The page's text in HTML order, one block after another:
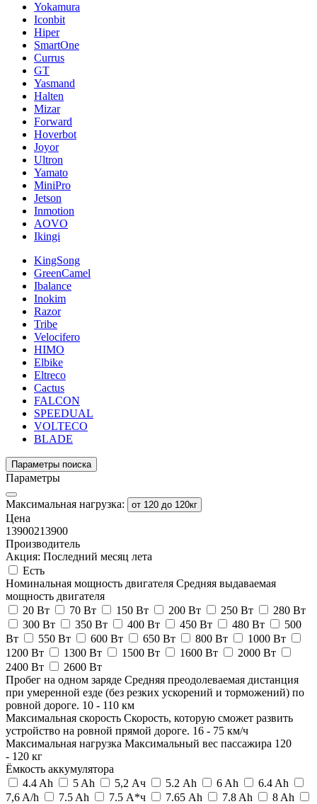
Yokamura
Iconbit
Hiper
SmartOne
Currus
GT
Yasmand
Halten
Mizar
Forward
Hoverbot
Joyor
Ultron
Yamato
MiniPro
Jetson
Inmotion
AOVO
Ikingi
KingSong
GreenCamel
Ibalance
Inokim
Razor
Tribe
Velocifero
HIMO
Elbike
Eltreco
Cactus
FALCON
SPEEDUAL
VOLTECO
BLADE
Параметры поиска
Параметры
Максимальная нагрузка: от 120 до 120кг
Цена
13900213900
Производитель
Акция: Последний месяц лета
Есть
Номинальная мощность двигателя Средняя выдаваемая
мощность двигателя
20 Вт
70 Вт 150 Вт 200 Вт 250 Вт
280 Вт
300 Вт
350 Вт 400 Вт 450 Вт 480 Вт
500
Вт
550 Вт 600 Вт 650 Вт 800 Вт
1000 Вт
1200 Вт
1300 Вт 1500 Вт 1600 Вт
2000 Вт
2400 Вт
2600 Вт
Пробег на одном заряде Средняя преодолеваемая дистанция
при умеренной езде (без резких ускорений и торможений) по
ровной дороге. 10 - 110 км
Максимальная скорость Скорость, которую сможет развить
устройство на ровной прямой дороге. 16 - 75 км/ч
Максимальная нагрузка Максимальный вес пассажира 120
- 120 кг
Ёмкость аккумулятора
4.4 Ah
5 Ah 5,2 Ач 5.2 Ah 6 Ah
6.4 Ah
7,6 A/h
7.5 Ah 7.5 А*ч 7.65 Ah 7.8 Ah
8 Ah